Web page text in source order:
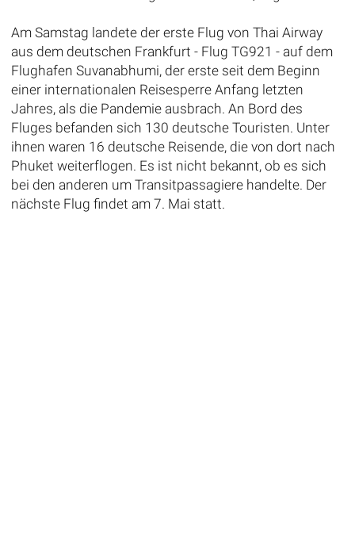
Am Samstag landete der erste Flug von Thai Airway
aus dem deutschen Frankfurt - Flug TG921 - auf dem
Flughafen Suvanabhumi, der erste seit dem Beginn
einer internationalen Reisesperre Anfang letzten
Jahres, als die Pandemie ausbrach. An Bord des
Fluges befanden sich 130 deutsche Touristen. Unter
ihnen waren 16 deutsche Reisende, die von dort nach
Phuket weiterflogen. Es ist nicht bekannt, ob es sich
bei den anderen um Transitpassagiere handelte. Der
nächste Flug findet am 7. Mai statt.